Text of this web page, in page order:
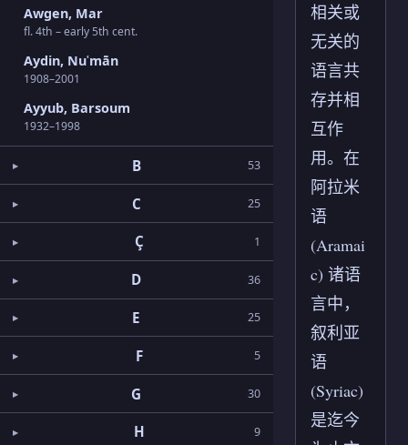
Awgen, Mar
fl. 4th – early 5th cent.
Aydin, Nuʿmān
1908–2001
Ayyub, Barsoum
1932–1998
B 53
C 25
Ç 1
D 36
E 25
F 5
G 30
H 9
相关或
无关的
语言共
存并相
互作
用。在
阿拉米
语
(Aramai
c) 诸语
言中，
叙利亚
语
(Syriac)
是迄今